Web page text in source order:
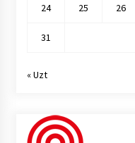
24 25 26
31
« Uzt